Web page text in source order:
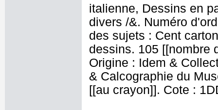
italienne, Dessins en
divers /&. Numéro
des sujets : Cent
dessins. 105 [[nombre
Origine : Idem &
& Calcographie du
[[au crayon]]. Cote :